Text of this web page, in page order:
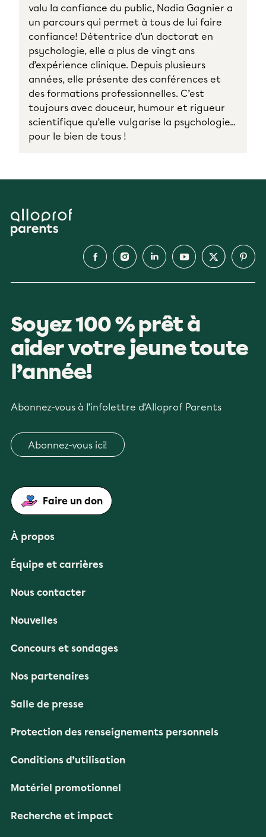
valu la confiance du public, Nadia Gagnier a
un parcours qui permet à tous de lui faire
confiance! Détentrice d’un doctorat en
psychologie, elle a plus de vingt ans
d’expérience clinique. Depuis plusieurs
années, elle présente des conférences et
des formations professionnelles. C’est
toujours avec douceur, humour et rigueur
scientifique qu’elle vulgarise la psychologie...
pour le bien de tous !
Soyez 100 % prêt à
aider votre jeune toute
l’année!
Abonnez-vous à l’infolettre d’Alloprof Parents
Abonnez-vous ici!
Faire un don
À propos
Équipe et carrières
Nous contacter
Nouvelles
Concours et sondages
Nos partenaires
Salle de presse
Protection des renseignements personnels
Conditions d’utilisation
Matériel promotionnel
Recherche et impact